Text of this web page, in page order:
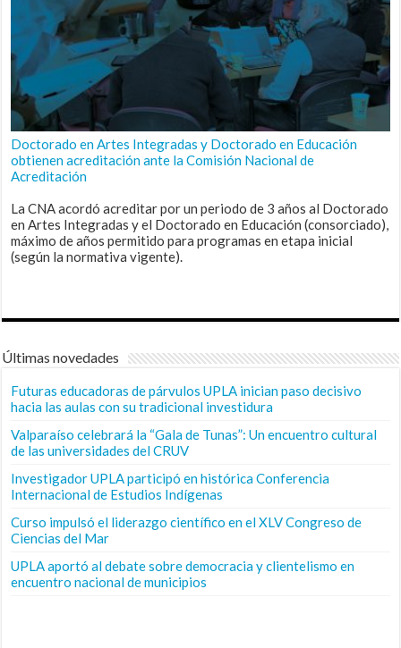
Doctorado en Artes Integradas y Doctorado en Educación
obtienen acreditación ante la Comisión Nacional de
Acreditación
La CNA acordó acreditar por un periodo de 3 años al Doctorado
en Artes Integradas y el Doctorado en Educación (consorciado),
máximo de años permitido para programas en etapa inicial
(según la normativa vigente).
Últimas novedades
Futuras educadoras de párvulos UPLA inician paso decisivo
hacia las aulas con su tradicional investidura
Valparaíso celebrará la “Gala de Tunas”: Un encuentro cultural
de las universidades del CRUV
Investigador UPLA participó en histórica Conferencia
Internacional de Estudios Indígenas
Curso impulsó el liderazgo científico en el XLV Congreso de
Ciencias del Mar
UPLA aportó al debate sobre democracia y clientelismo en
encuentro nacional de municipios